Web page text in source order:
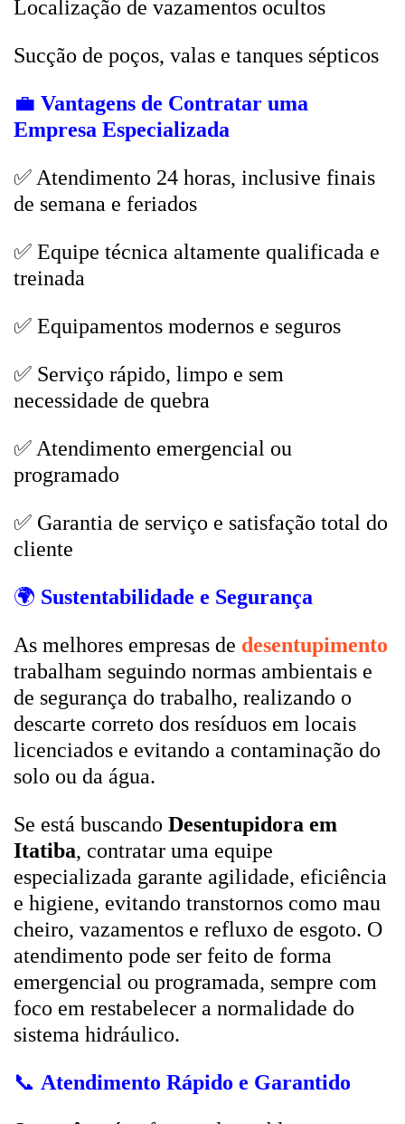
Localização de vazamentos ocultos
Sucção de poços, valas e tanques sépticos
💼 Vantagens de Contratar uma
Empresa Especializada
✅ Atendimento 24 horas, inclusive finais
de semana e feriados
✅ Equipe técnica altamente qualificada e
treinada
✅ Equipamentos modernos e seguros
✅ Serviço rápido, limpo e sem
necessidade de quebra
✅ Atendimento emergencial ou
programado
✅ Garantia de serviço e satisfação total do
cliente
🌍 Sustentabilidade e Segurança
As melhores empresas de desentupimento
trabalham seguindo normas ambientais e
de segurança do trabalho, realizando o
descarte correto dos resíduos em locais
licenciados e evitando a contaminação do
solo ou da água.
Se está buscando Desentupidora em
Itatiba, contratar uma equipe
especializada garante agilidade, eficiência
e higiene, evitando transtornos como mau
cheiro, vazamentos e refluxo de esgoto. O
atendimento pode ser feito de forma
emergencial ou programada, sempre com
foco em restabelecer a normalidade do
sistema hidráulico.
📞 Atendimento Rápido e Garantido